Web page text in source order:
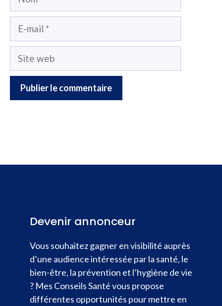
Site
Devenir annonceur
Vous souhaitez gagner en visibilité auprès
d’une audience intéressée par la santé, le
bien-être, la prévention et l’hygiène de vie
? Mes Conseils Santé vous propose
différentes opportunités pour mettre en